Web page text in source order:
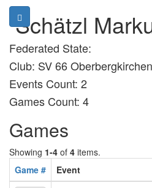
Schätzl
Federated State:
Club: SV 66 Oberbergkirchen
Events Count: 2
Games Count: 4
Games
Showing 1-4 of 4 items.
Game #
Event